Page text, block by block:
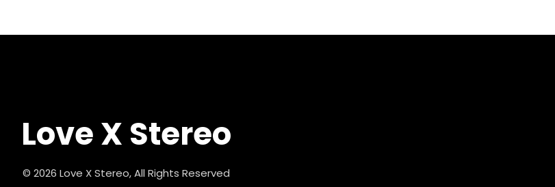
Love X Stereo
© 2026 Love X Stereo, All Rights Reserved